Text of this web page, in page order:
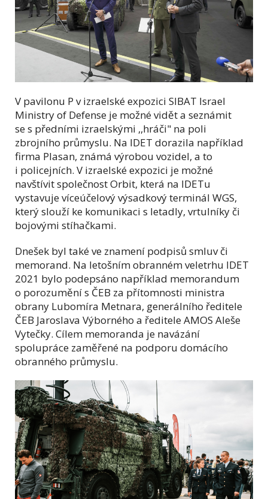
V pavilonu P v izraelské expozici SIBAT Israel
Ministry of Defense je možné vidět a seznámit
se s předními izraelskými ,,hráči" na poli
zbrojního průmyslu. Na IDET dorazila například
firma Plasan, známá výrobou vozidel, a to
i policejních. V izraelské expozici je možné
navštívit společnost Orbit, která na IDETu
vystavuje víceúčelový výsadkový terminál WGS,
který slouží ke komunikaci s letadly, vrtulníky či
bojovými stíhačkami.
Dnešek byl také ve znamení podpisů smluv či
memorand. Na letošním obranném veletrhu IDET
2021 bylo podepsáno například memorandum
o porozumění s ČEB za přítomnosti ministra
obrany Lubomíra Metnara, generálního ředitele
ČEB Jaroslava Výborného a ředitele AMOS Aleše
Vytečky. Cílem memoranda je navázání
spolupráce zaměřené na podporu domácího
obranného průmyslu.